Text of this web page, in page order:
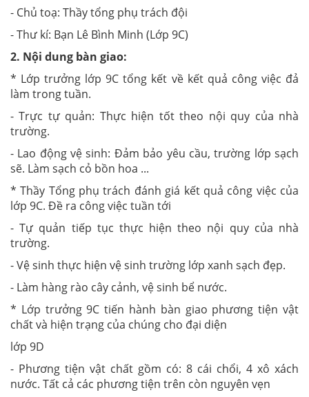
- Chủ toạ: Thầy tổng phụ trách đội
- Thư kí: Bạn Lê Bình Minh (Lớp 9C)
2. Nội dung bàn giao:
* Lớp trưởng lớp 9C tổng kết về kết quả công việc đả
làm trong tuần.
- Trực tự quản: Thực hiện tốt theo nội quy của nhà
trường.
- Lao động vệ sinh: Đảm bảo yêu cầu, trường lớp sạch
sẽ. Làm sạch cỏ bồn hoa ...
* Thầy Tổng phụ trách đánh giá kết quả công việc của
lớp 9C. Đề ra công việc tuần tới
- Tự quản tiếp tục thực hiện theo nội quy của nhà
trường.
- Vệ sinh thực hiện vệ sinh trường lớp xanh sạch đẹp.
- Làm hàng rào cây cảnh, vệ sinh bể nước.
* Lớp trưởng 9C tiến hành bàn giao phương tiện vật
chất và hiện trạng của chúng cho đại diện
lớp 9D
- Phương tiện vật chất gồm có: 8 cái chổi, 4 xô xách
nước. Tất cả các phương tiện trên còn nguyên vẹn